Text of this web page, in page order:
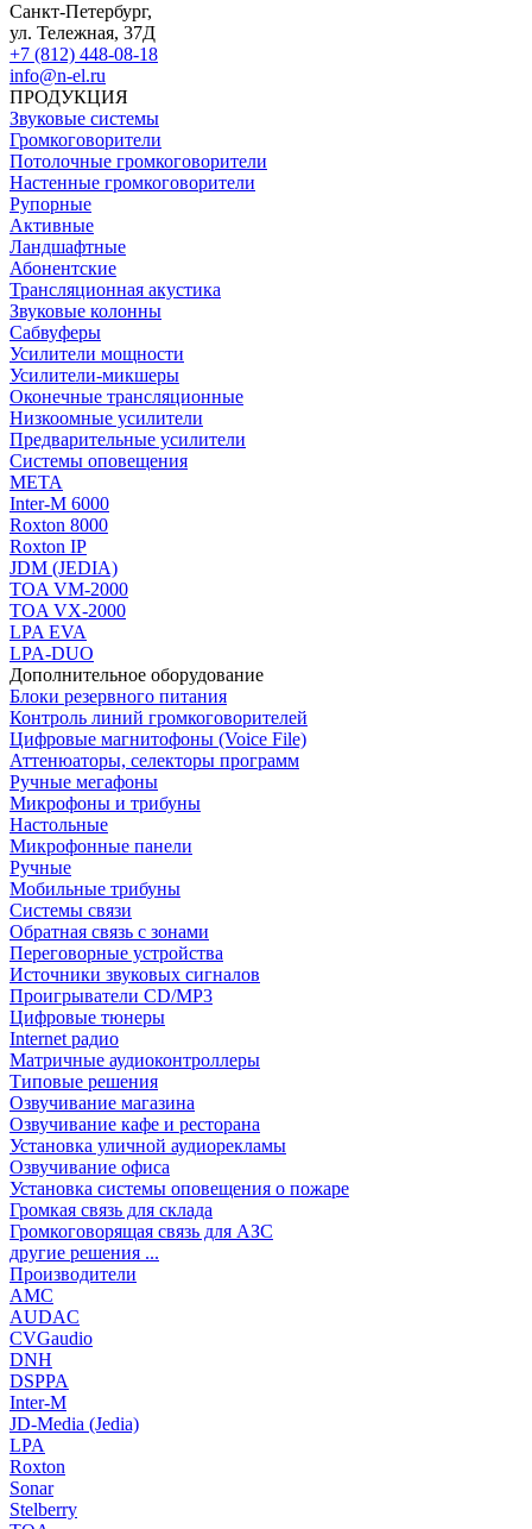
Санкт-Петербург,
ул. Тележная, 37Д
+7 (812) 448-08-18
info@n-el.ru
ПРОДУКЦИЯ
Звуковые системы
Громкоговорители
Потолочные громкоговорители
Настенные громкоговорители
Рупорные
Активные
Ландшафтные
Абонентские
Трансляционная акустика
Звуковые колонны
Сабвуферы
Усилители мощности
Усилители-микшеры
Оконечные трансляционные
Низкоомные усилители
Предварительные усилители
Системы оповещения
МЕТА
Inter-M 6000
Roxton 8000
Roxton IP
JDM (JEDIA)
TOA VM-2000
TOA VX-2000
LPA EVA
LPA-DUO
Дополнительное оборудование
Блоки резервного питания
Контроль линий громкоговорителей
Цифровые магнитофоны (Voice File)
Аттенюаторы, селекторы программ
Ручные мегафоны
Микрофоны и трибуны
Настольные
Микрофонные панели
Ручные
Мобильные трибуны
Системы связи
Обратная связь с зонами
Переговорные устройства
Источники звуковых сигналов
Проигрыватели CD/MP3
Цифровые тюнеры
Internet радио
Матричные аудиоконтроллеры
Типовые решения
Озвучивание магазина
Озвучивание кафе и ресторана
Установка уличной аудиорекламы
Озвучивание офиса
Установка системы оповещения о пожаре
Громкая связь для склада
Громкоговорящая связь для АЗС
другие решения ...
Производители
AMC
AUDAC
CVGaudio
DNH
DSPPA
Inter-M
JD-Media (Jedia)
LPA
Roxton
Sonar
Stelberry